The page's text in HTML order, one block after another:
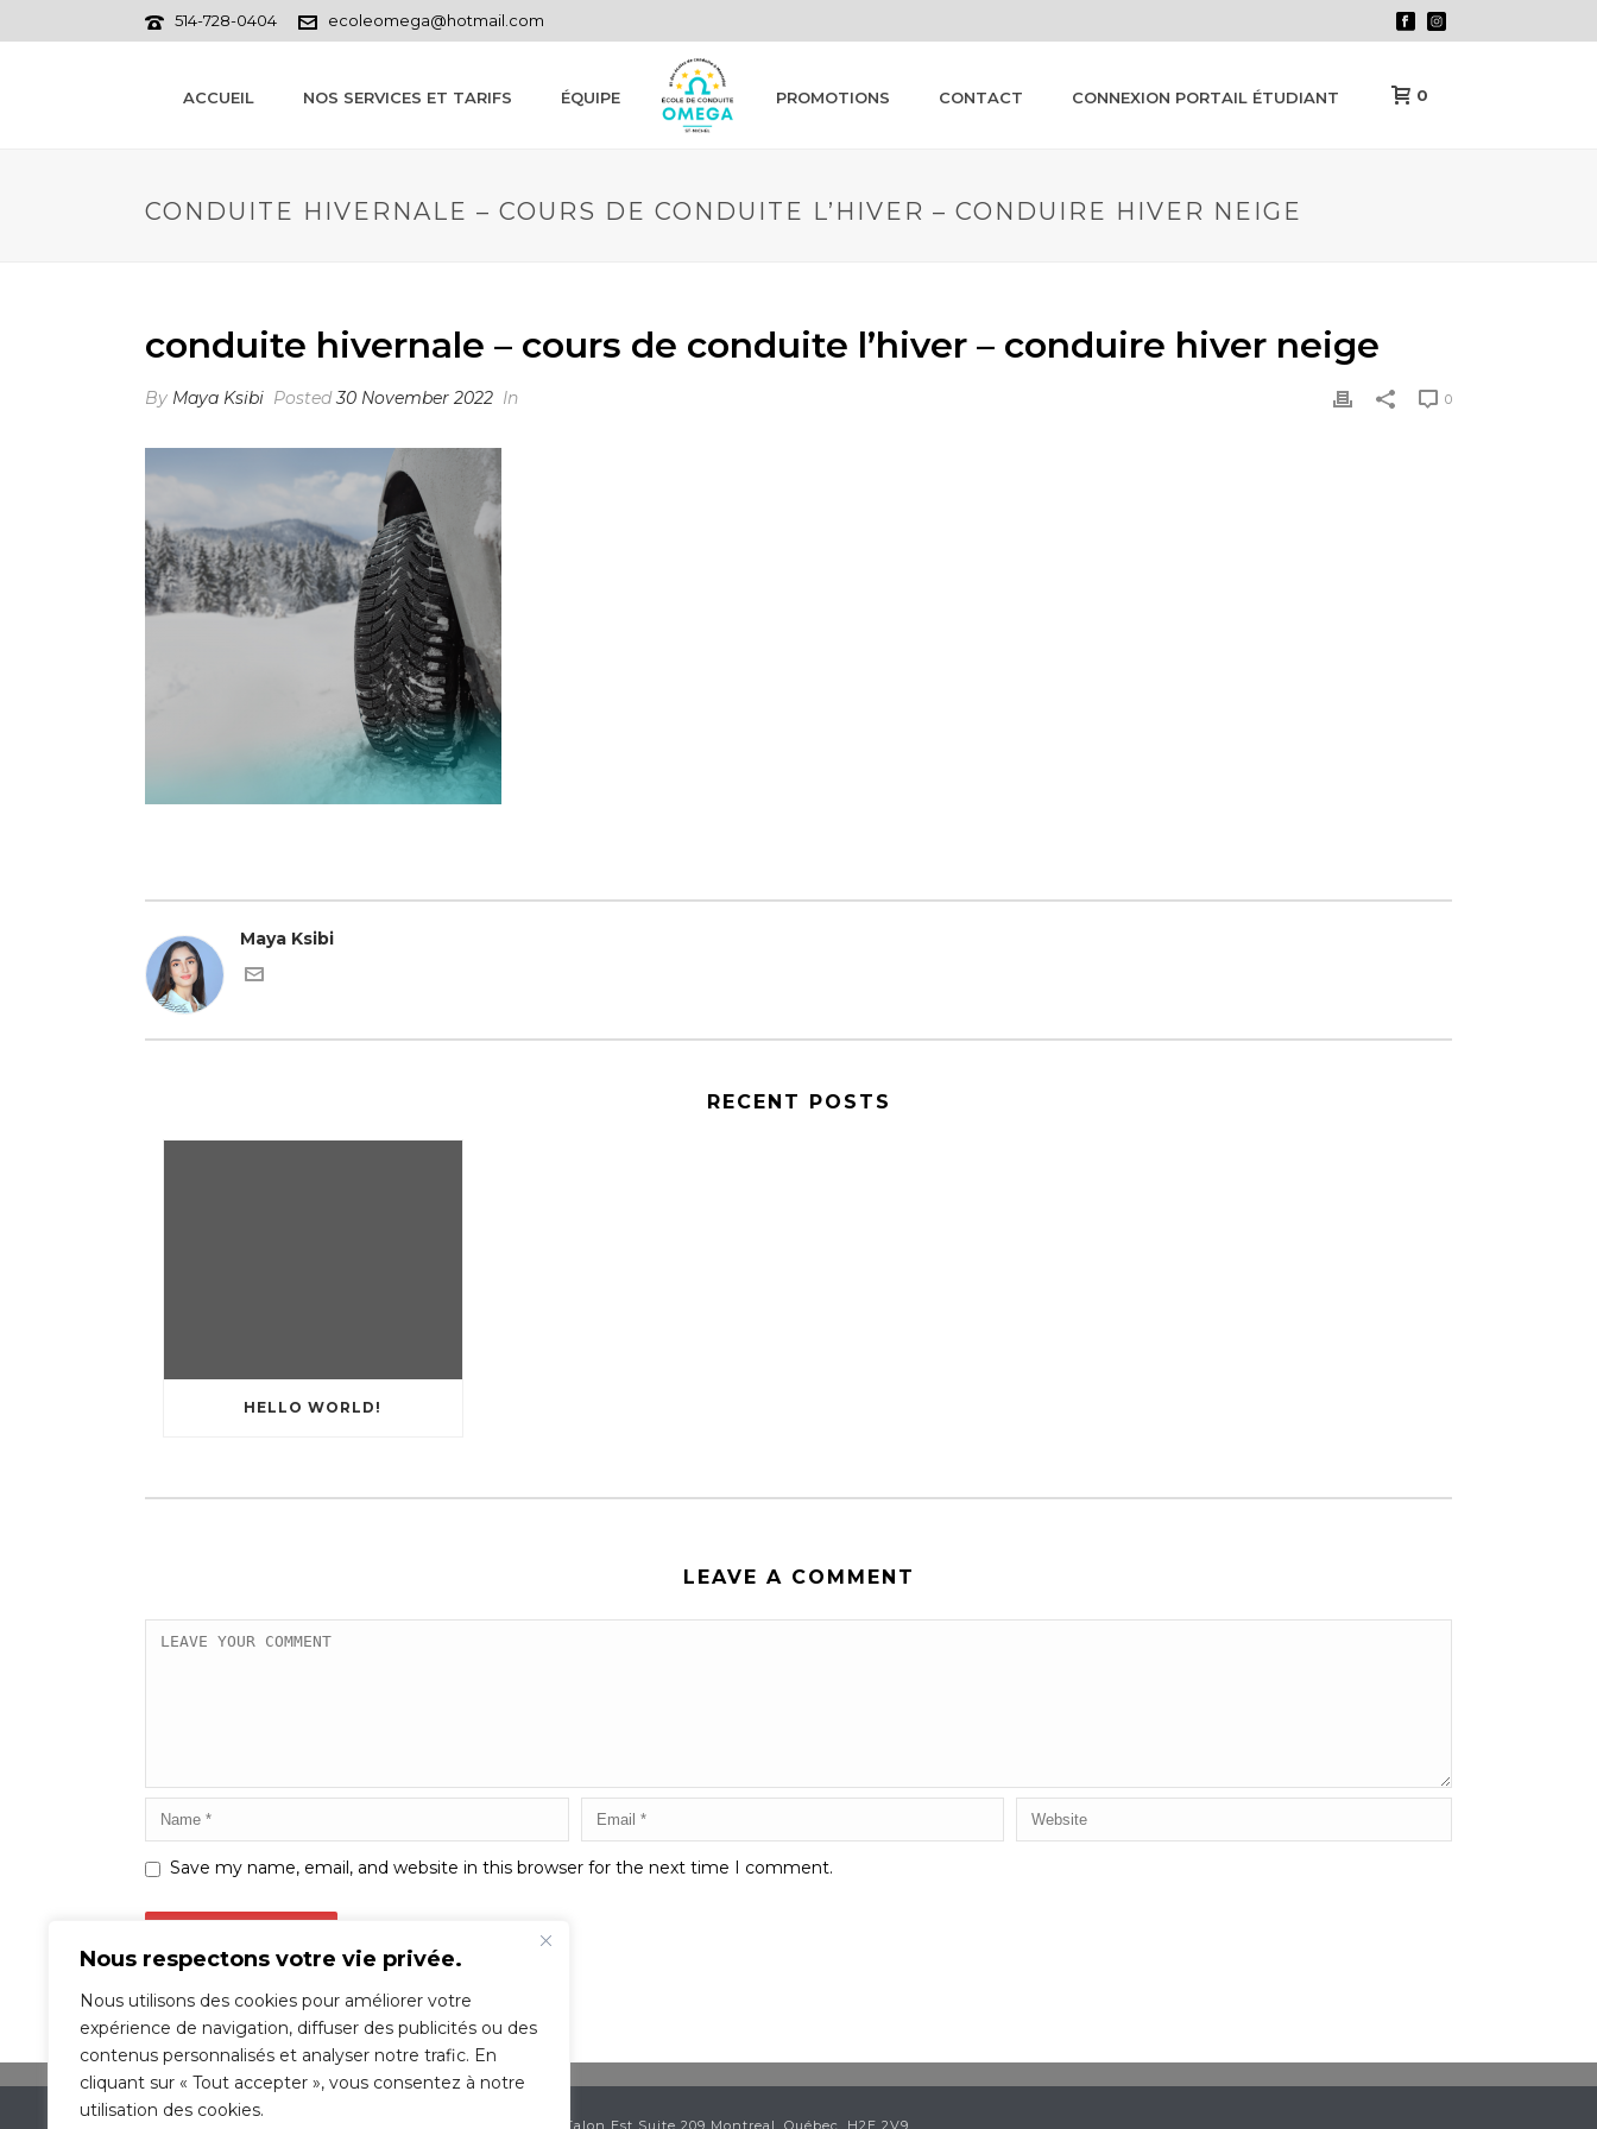
Nous respectons votre vie privée.
Nous utilisons des cookies pour améliorer votre
expérience de navigation, diffuser des publicités ou des
contenus personnalisés et analyser notre trafic. En
cliquant sur « Tout accepter », vous consentez à notre
utilisation des cookies.
514-728-0404 ecoleomega@hotmail.com
ACCUEIL NOS SERVICES ET TARIFS ÉQUIPE PROMOTIONS CONTACT CONNEXION PORTAIL ÉTUDIANT 0
CONDUITE HIVERNALE – COURS DE CONDUITE L’HIVER – CONDUIRE HIVER NEIGE
conduite hivernale – cours de conduite l’hiver – conduire hiver neige
By Maya Ksibi Posted30 November 2022 In 0
Maya Ksibi
RECENT POSTS
HELLO WORLD!
LEAVE A COMMENT
Save my name, email, and website in this browser for the next time I comment.